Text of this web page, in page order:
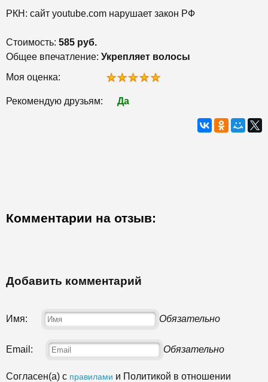
РКН: сайт youtube.com нарушает закон РФ
Стоимость: 585 руб.
Общее впечатление: Укрепляет волосы
Моя оценка:
Рекомендую друзьям: Да
Комментарии на отзыв:
Добавить комментарий
Имя: Обязательно
Email: Обязательно
Согласен(а) с правилами и Политикой в отношении